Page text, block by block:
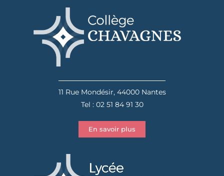
11 Rue Mondésir, 44000 Nantes
Tel : 02 51 84 91 30
En savoir plus